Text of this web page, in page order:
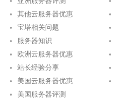
其他云服务器优惠
宝塔相关问题
服务器知识
欧洲云服务器优惠
站长经验分享
美国云服务器优惠
美国服务器评测